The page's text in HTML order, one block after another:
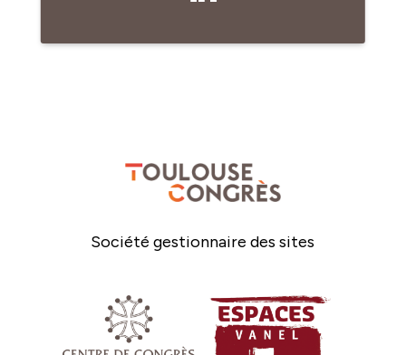
Société gestionnaire des sites